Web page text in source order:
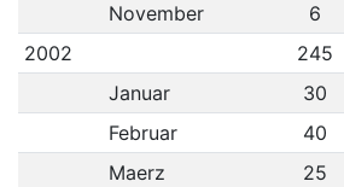
November
6
2002
245
Januar
30
Februar
40
Maerz
25